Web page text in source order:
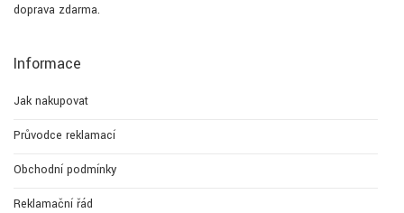
doprava zdarma.
Informace
Jak nakupovat
Průvodce reklamací
Obchodní podmínky
Reklamační řád